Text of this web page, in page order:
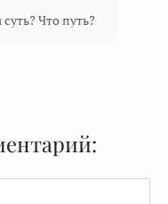
Что путь?